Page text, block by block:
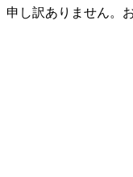
申し訳ありません。